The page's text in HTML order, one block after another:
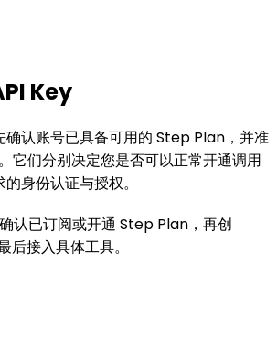
Key
确认账号已具备可用的 Step Plan，并准
它们分别决定您是否可以正常开通调用
身份认证与授权。
认已订阅或开通 Step Plan，再创
后接入具体工具。